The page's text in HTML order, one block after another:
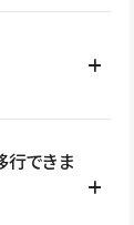
ト、ブロ
ト、ポートフ
行できま